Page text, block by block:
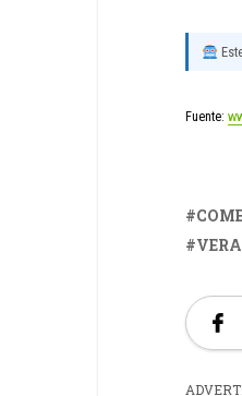
Fuente: